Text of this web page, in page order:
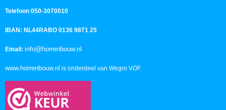
Telefoon 050-3070010
IBAN: NL44RABO 0136 9871 25
Email: info@horrenbouw.nl
www.horrenbouw.nl is onderdeel van Wegro VOF.